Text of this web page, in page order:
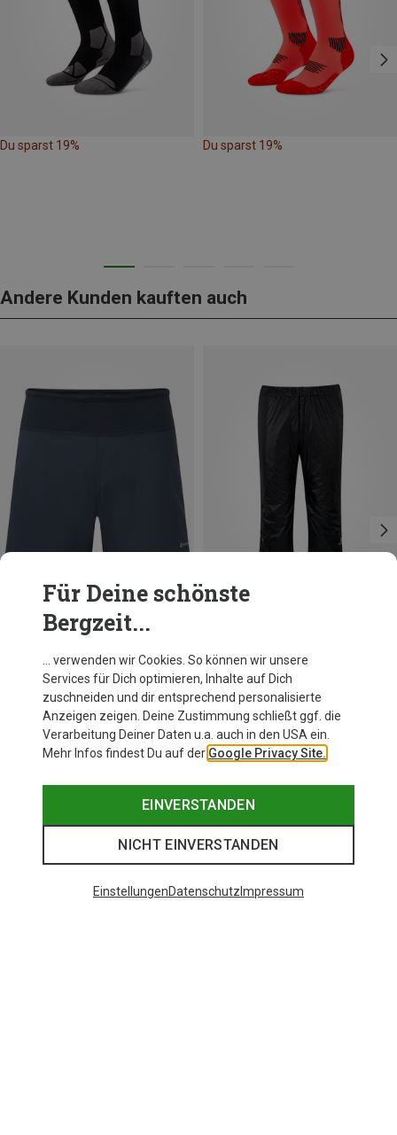
Du sparst 19% Du sparst 19%
Andere Kunden kauften auch
Du sparst 17%
Für Deine schönste
Bergzeit...
… verwenden wir Cookies. So können wir unsere
Services für Dich optimieren, Inhalte auf Dich
zuschneiden und dir entsprechend personalisierte
Anzeigen zeigen. Deine Zustimmung schließt ggf. die
Verarbeitung Deiner Daten u.a. auch in den USA ein.
Mehr Infos findest Du auf der Google Privacy Site.
EINVERSTANDEN
NICHT EINVERSTANDEN
EinstellungenDatenschutz Impressum